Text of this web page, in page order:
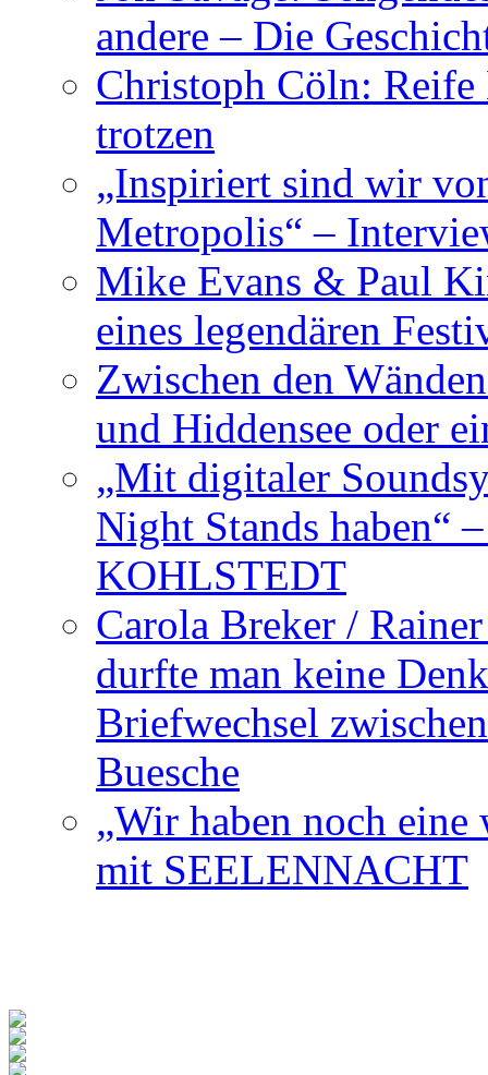
andere – Die
Christoph Cöln:
trotzen
„Inspiriert sind wir
Metropolis“ –
Mike Evans & Paul
eines legendären
Zwischen den
und Hiddensee oder
„Mit digitaler
Night Stands haben“
KOHLSTEDT
Carola Breker /
durfte man keine
Briefwechsel
Buesche
„Wir haben noch
mit SEELENNACHT